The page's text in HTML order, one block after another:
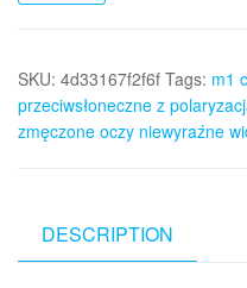
SKU: 4d33167f2f6f Tags: m1
przeciwsłoneczne z
zmęczone oczy niewyraźne
DESCRIPTION